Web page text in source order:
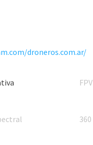
droneros.com.ar/
FPV
360